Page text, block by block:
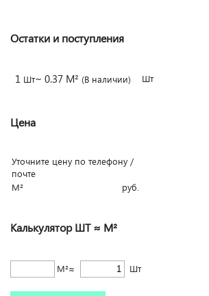
Остатки и поступления
1 Шт~ 0.37 М² (В наличии) Шт
Цена
Уточните цену по телефону /
почте
М²
руб.
Калькулятор ШТ ≈ М²
М²≈ Шт